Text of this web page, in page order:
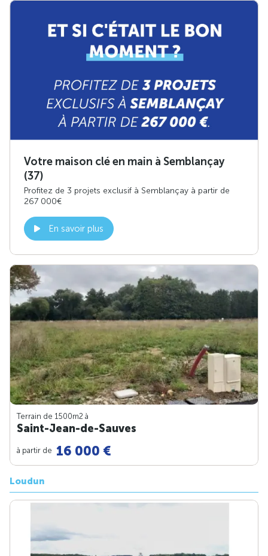
Votre maison clé en main à Semblançay
(37)
Profitez de 3 projets exclusif à Semblançay à partir de
267 000€
En savoir plus
Terrain de 1500m2 à
Saint-Jean-de-Sauves
à partir de 16 000 €
Loudun